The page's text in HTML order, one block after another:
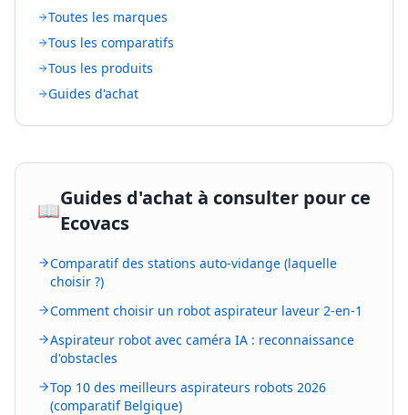
Toutes les marques
Tous les comparatifs
Tous les produits
Guides d'achat
📖
Guides d'achat à consulter pour ce
Ecovacs
Comparatif des stations auto-vidange (laquelle
choisir ?)
Comment choisir un robot aspirateur laveur 2-en-1
Aspirateur robot avec caméra IA : reconnaissance
d'obstacles
Top 10 des meilleurs aspirateurs robots 2026
(comparatif Belgique)